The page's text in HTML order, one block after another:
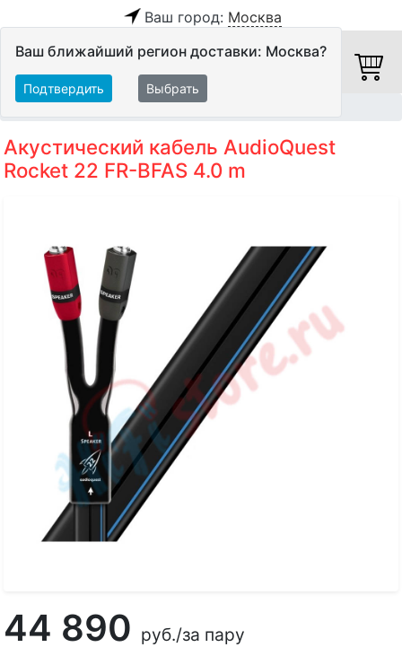
Ваш город: Москва
Ваш ближайший регион доставки: Москва?
Подтвердить Выбрать
Акустический кабель AudioQuest
Rocket 22 FR-BFAS 4.0 m
44 890 руб./за пару